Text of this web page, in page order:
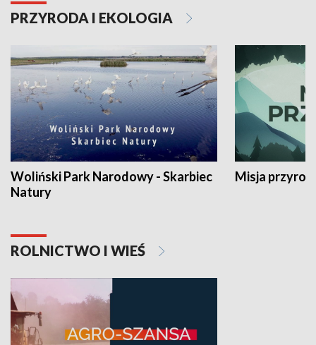
PRZYRODA I EKOLOGIA
Woliński Park Narodowy - Skarbiec
Natury
Misja
ROLNICTWO I WIEŚ